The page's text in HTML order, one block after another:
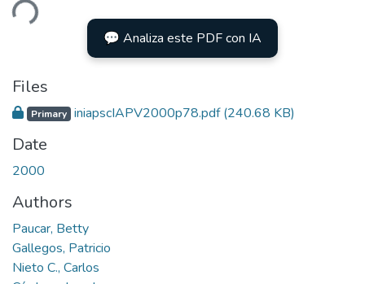
💬 Analiza este PDF con IA
Files
Primary iniapscIAPV2000p78.pdf(240.68 KB)
Date
2000
Authors
Paucar, Betty
Gallegos, Patricio
Nieto C., Carlos